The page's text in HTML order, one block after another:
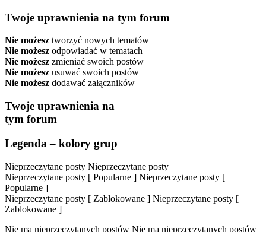
Twoje uprawnienia na tym forum
Nie możesz tworzyć nowych tematów
Nie możesz odpowiadać w tematach
Nie możesz zmieniać swoich postów
Nie możesz usuwać swoich postów
Nie możesz dodawać załączników
Twoje uprawnienia na
tym forum
Legenda – kolory grup
Nieprzeczytane posty Nieprzeczytane posty
Nieprzeczytane posty [ Popularne ] Nieprzeczytane posty [
Popularne ]
Nieprzeczytane posty [ Zablokowane ] Nieprzeczytane posty [
Zablokowane ]
Nie ma nieprzeczytanych postów Nie ma nieprzeczytanych postów